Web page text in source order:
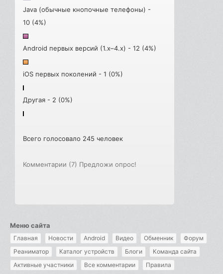
Java (обычные кнопочные телефоны) -
10 (4%)
Android первых версий (1.x–4.x) - 12 (4%)
iOS первых поколений - 1 (0%)
Другая - 2 (0%)
Всего голосовало 245 человек
Комментарии (7) Предложи опрос!
Меню сайта
Главная Новости Android Видео Обменник
Форум
Реаниматор
Каталог устройств Блоги
Команда сайта
Активные участники
Все комментарии Правила